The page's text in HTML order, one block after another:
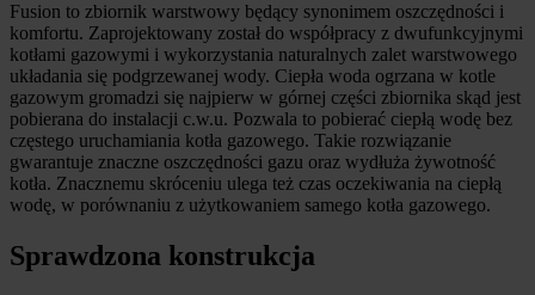
Fusion to zbiornik warstwowy będący synonimem oszczędności i
komfortu. Zaprojektowany został do współpracy z dwufunkcyjnymi
kotłami gazowymi i wykorzystania naturalnych zalet warstwowego
układania się podgrzewanej wody. Ciepła woda ogrzana w kotle
gazowym gromadzi się najpierw w górnej części zbiornika skąd jest
pobierana do instalacji c.w.u. Pozwala to pobierać ciepłą wodę bez
częstego uruchamiania kotła gazowego. Takie rozwiązanie
gwarantuje znaczne oszczędności gazu oraz wydłuża żywotność
kotła. Znacznemu skróceniu ulega też czas oczekiwania na ciepłą
wodę, w porównaniu z użytkowaniem samego kotła gazowego.
Sprawdzona konstrukcja